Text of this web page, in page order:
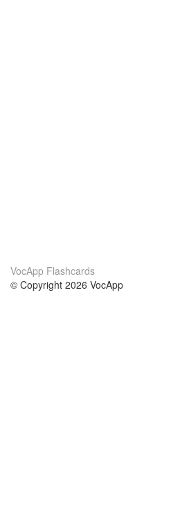
VocApp Flashcards
© Copyright 2026 VocApp